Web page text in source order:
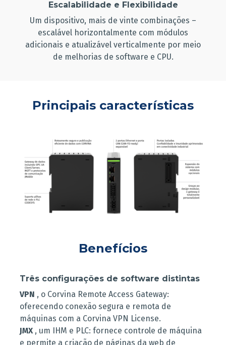
Escalabilidade e Flexibilidade
Um dispositivo, mais de vinte combinações –
escalável horizontalmente com módulos
adicionais e atualizável verticalmente por meio
de melhorias de software e CPU.
Principais características
Benefícios
Três configurações de software distintas
VPN , o Corvina Remote Access Gateway:
oferecendo conexão segura e remota de
máquinas com a Corvina VPN License.
JMX , um IHM e PLC: fornece controle de máquina
e permite a criação de páginas da web de